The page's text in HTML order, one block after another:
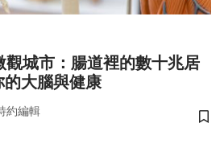
觀城市：腸道裡的數十兆居
的大腦與健康
約編輯
儲